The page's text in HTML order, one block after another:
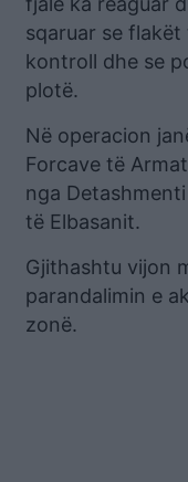
sqaruar se
kontroll dhe se
plotë.
Në operacion
Forcave të
nga
të Elbasanit.
Gjithashtu vijon
parandalimin e
zonë.